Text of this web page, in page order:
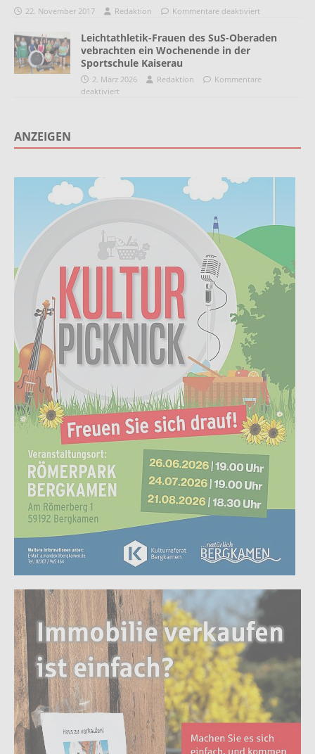
22. November 2017 Redaktion Kommentare deaktiviert
Leichtathletik-Frauen des SuS-Oberaden
vebrachten ein Wochenende in der
Sportschule Kaiserau
2. März 2026 Redaktion
Kommentare
deaktiviert
ANZEIGEN